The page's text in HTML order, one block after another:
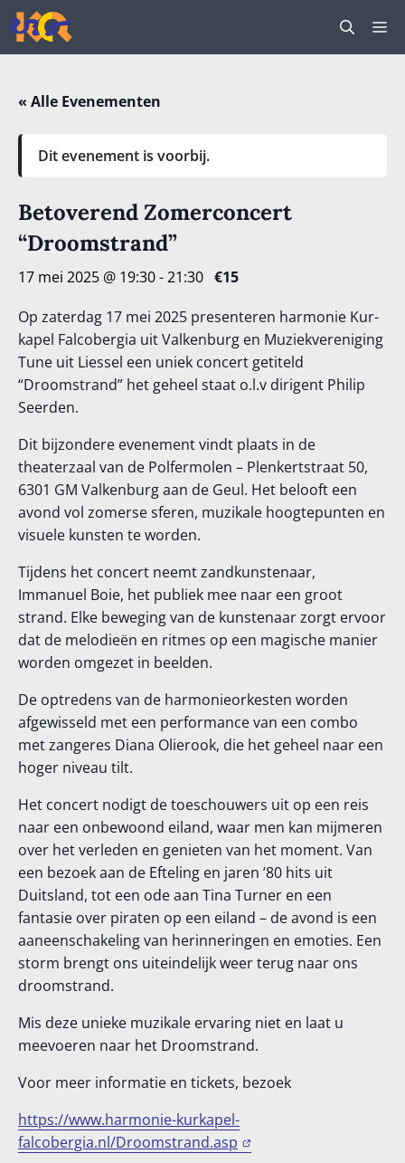
Ga
naar
de
« Alle Evenementen
Dit evenement is voorbij.
Betoverend Zomerconcert
“Droomstrand”
17 mei 2025 @ 19:30-21:30 €15
Op zaterdag 17 mei 2025 presenteren harmonie Kur-
kapel Falcobergia uit Valkenburg en Muziekvereniging
Tune uit Liessel een uniek concert getiteld
“Droomstrand” het geheel staat o.l.v dirigent Philip
Seerden.
Dit bijzondere evenement vindt plaats in de
theaterzaal van de Polfermolen – Plenkertstraat 50,
6301 GM Valkenburg aan de Geul. Het belooft een
avond vol zomerse sferen, muzikale hoogtepunten en
visuele kunsten te worden.
Tijdens het concert neemt zandkunstenaar,
Immanuel Boie, het publiek mee naar een groot
strand. Elke beweging van de kunstenaar zorgt ervoor
dat de melodieën en ritmes op een magische manier
worden omgezet in beelden.
De optredens van de harmonieorkesten worden
afgewisseld met een performance van een combo
met zangeres Diana Olierook, die het geheel naar een
hoger niveau tilt.
Het concert nodigt de toeschouwers uit op een reis
naar een onbewoond eiland, waar men kan mijmeren
over het verleden en genieten van het moment. Van
een bezoek aan de Efteling en jaren ’80 hits uit
Duitsland, tot een ode aan Tina Turner en een
fantasie over piraten op een eiland – de avond is een
aaneenschakeling van herinneringen en emoties. Een
storm brengt ons uiteindelijk weer terug naar ons
droomstrand.
Mis deze unieke muzikale ervaring niet en laat u
meevoeren naar het Droomstrand.
Voor meer informatie en tickets, bezoek
https://www.harmonie-kurkapel-
falcobergia.nl/Droomstrand.asp